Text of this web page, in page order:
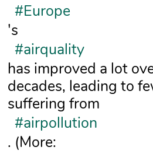
#Europe
's
#airquality
has improved a lot
decades, leading to
suffering from
#airpollution
. (More: